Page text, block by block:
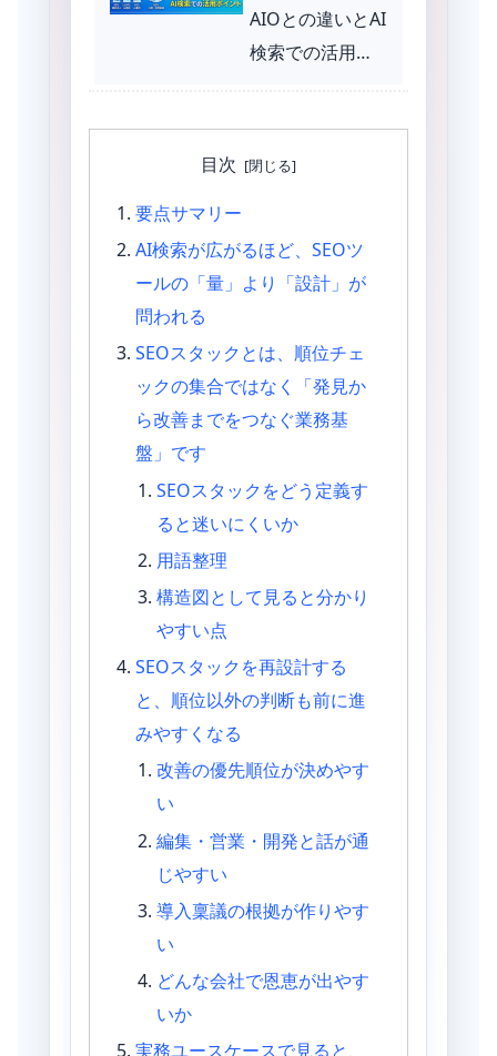
AIOとの違いとAI
検索での活用ポ
目次
要点サマリー
AI検索が広がるほど、SEOツ
ールの「量」より「設計」が
問われる
SEOスタックとは、順位チェ
ックの集合ではなく「発見か
ら改善までをつなぐ業務基
盤」です
SEOスタックをどう定義す
ると迷いにくいか
用語整理
構造図として見ると分かり
やすい点
SEOスタックを再設計する
と、順位以外の判断も前に進
みやすくなる
改善の優先順位が決めやす
い
編集・営業・開発と話が通
じやすい
導入稟議の根拠が作りやす
い
どんな会社で恩恵が出やす
いか
実務ユースケースで見ると、